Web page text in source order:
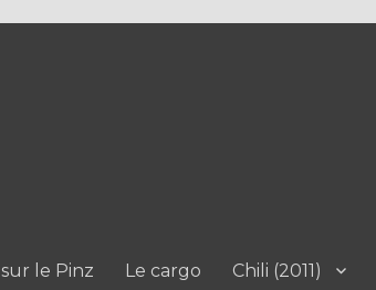
le Pinz Le cargo Chili (2011)